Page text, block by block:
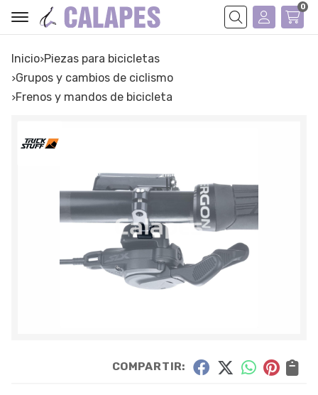
Buscar
0
Inicio
piezas para bicicletas
grupos y cambios de ciclismo
frenos y mandos de bicicleta
COMPARTIR: